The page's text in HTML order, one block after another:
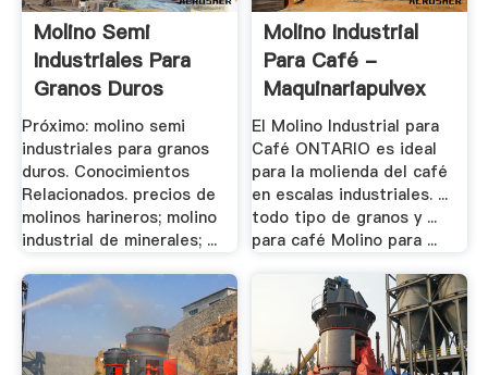
Molino Semi
Industriales Para
Granos Duros
Próximo: molino semi
industriales para granos
duros. Conocimientos
Relacionados. precios de
molinos harineros; molino
industrial de minerales; ...
Molino Industrial
Para Café -
Maquinariapulvex
El Molino Industrial para
Café ONTARIO es ideal
para la molienda del café
en escalas industriales. ...
todo tipo de granos y ...
para café Molino para ...